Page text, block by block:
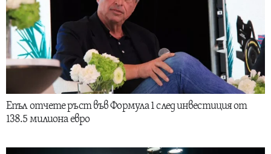
Епъл отчете ръст във Формула 1 след инвестиция от
138.5 милиона евро